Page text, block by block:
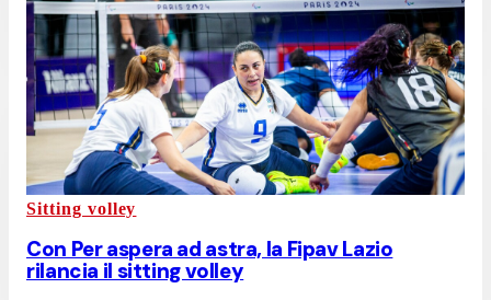
Sitting volley
Con Per aspera ad astra, la Fipav Lazio
rilancia il sitting volley